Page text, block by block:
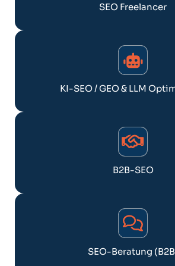
SEO Freelancer
KI-SEO / GEO & LLM
B2B-SEO
SEO-Beratung